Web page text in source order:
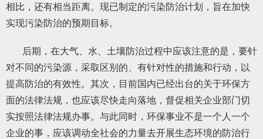
相比，还有相当距离。现已制定的污染防治计划，旨在加快
实现污染防治的预期目标。
后期，在大气、水、土壤防治过程中应该注意的是，要针
对不同的污染源，采取区别的、有针对性的措施和行动，以
提高防治的有效性。其次，目前国内已经出台的关于环保方
面的法律法规，也应该尽快走向落地，督促相关企业部门切
实按照法律法规办事。与此同时，环保事业不是一个人一个
企业的事，应该调动全社会的力量去开展生态环境的防治行